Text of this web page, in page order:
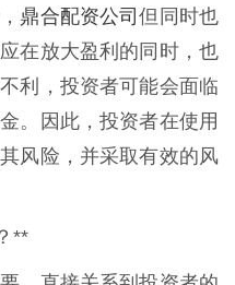
鼎合配资公司但同时也
在放大盈利的同时，也
利，投资者可能会面临
。因此，投资者在使用
风险，并采取有效的风
**